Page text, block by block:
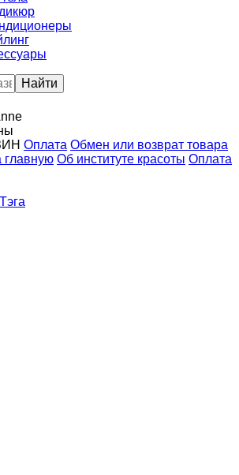
Оплата Обмен или возврат товара
главную Об институте красоты Оплата
Тэга